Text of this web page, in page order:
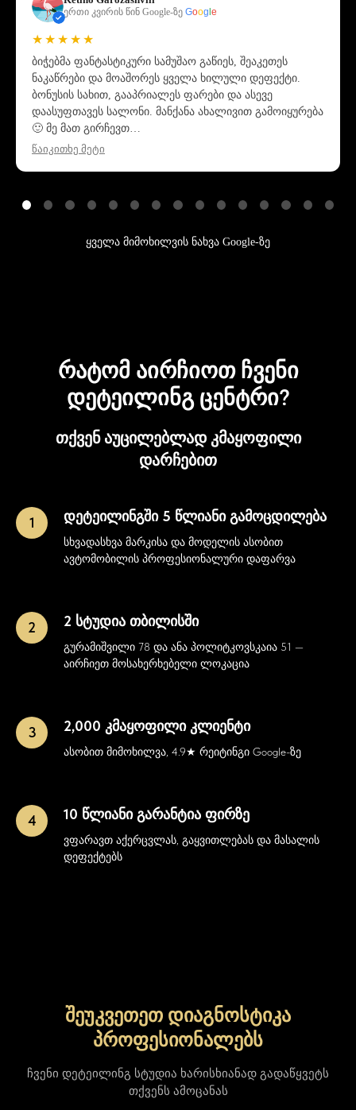
ერთი კვირის წინ Google-ზე Goog e
★★★★★
ბიჭებმა ფანტასტიკური სამუშაო გაწიეს, შეაკეთეს
ნაკაწრები და მოაშორეს ყველა ხილული დეფექტი.
ბონუსის სახით, გააპრიალეს ფარები და ასევე
დაასუფთავეს სალონი. მანქანა ახალივით გამოიყურება
🙂 მე მათ გირჩევთ…
წაიკითხე მეტი
ყველა მიმოხილვის ნახვა Google-ზე
რატომ აირჩიოთ ჩვენი
დეტეილინგ ცენტრი?
თქვენ აუცილებლად კმაყოფილი
დარჩებით
დეტეილინგში 5 წლიანი გამოცდილება
სხვადასხვა მარკისა და მოდელის ასობით
ავტომობილის პროფესიონალური დაფარვა
2 სტუდია თბილისში
გურამიშვილი 78 და ანა პოლიტკოვსკაია 51 —
აირჩიეთ მოსახერხებელი ლოკაცია
2,000 კმაყოფილი კლიენტი
ასობით მიმოხილვა, 4.9★ რეიტინგი Google-ზე
10 წლიანი გარანტია ფირზე
ვფარავთ აქერცვლას, გაყვითლებას და მასალის
დეფექტებს
შეუკვეთეთ დიაგნოსტიკა
პროფესიონალებს
ჩვენი დეტეილინგ სტუდია ხარისხიანად გადაწყვეტს
თქვენს ამოცანას